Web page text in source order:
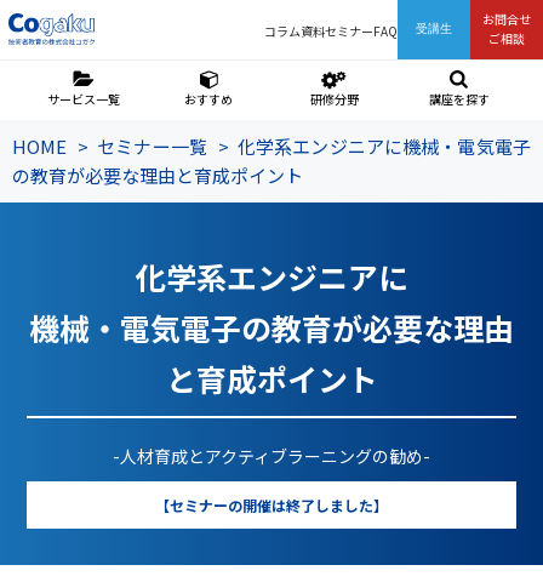
コラム資料セミナーFAQ 受講生
お問合せ
ご相談
サービス一覧 おすすめ 研修分野 講座を探す
HOME セミナー一覧
化学系エンジニアに機械・電気電子
の教育が必要な理由と育成ポイント
化学系エンジニアに
機械・電気電子の教育が必要な理由
と育成ポイント
-人材育成とアクティブラーニングの勧め-
【セミナーの開催は終了しました】